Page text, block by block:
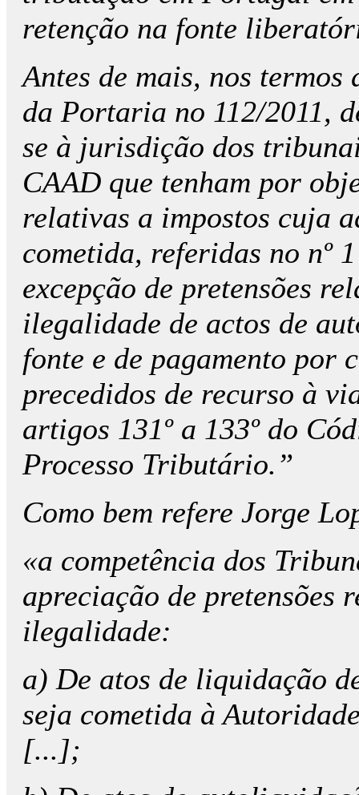
retenção na fonte
Antes de mais, nos
da Portaria no 112/2011,
se à jurisdição dos
CAAD que tenham por
relativas a impostos cuja
cometida, referidas no nº
excepção de pretensões
ilegalidade de actos de
fonte e de pagamento por
precedidos de recurso à
artigos 131º a 133º do
Processo Tributário.”
Como bem refere Jorge
«a competência dos
apreciação de pretensões
ilegalidade:
a) De atos de liquidação
seja cometida à
[...];